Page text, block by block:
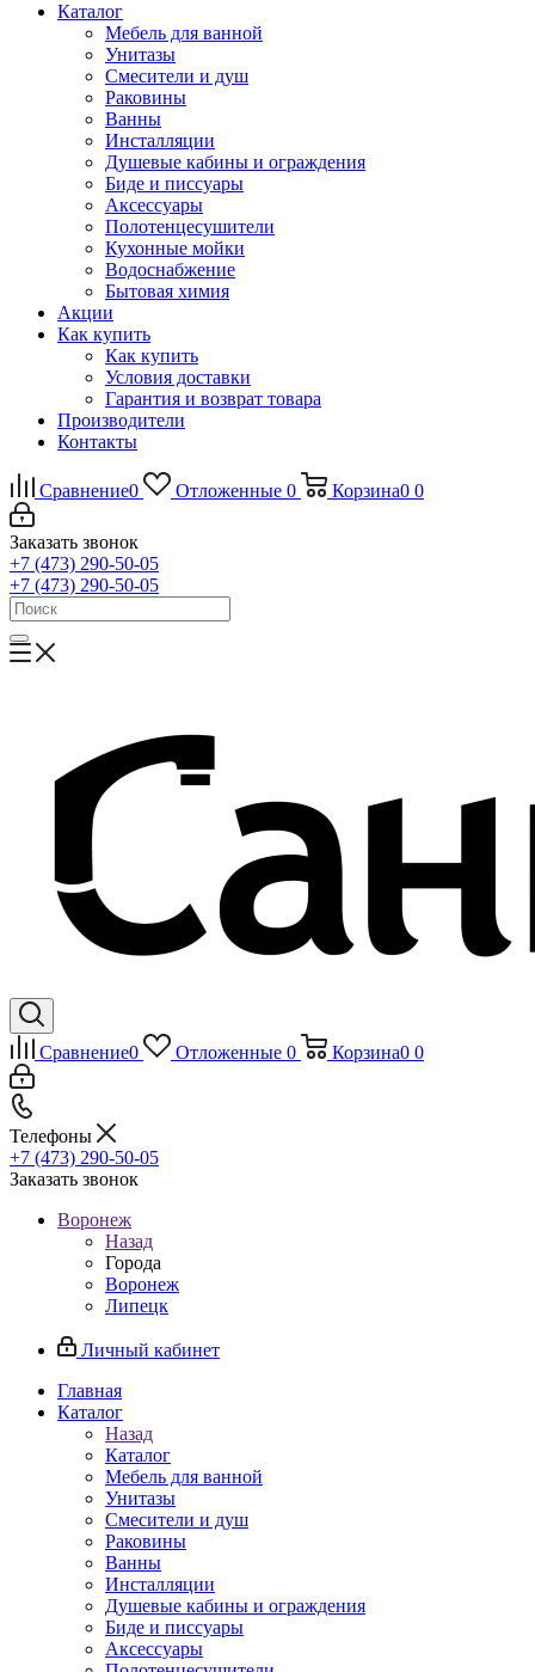
Каталог
Мебель для ванной
Унитазы
Смесители и душ
Раковины
Ванны
Инсталляции
Душевые кабины и ограждения
Биде и писсуары
Аксессуары
Полотенцесушители
Кухонные мойки
Водоснабжение
Бытовая химия
Акции
Как купить
Как купить
Условия доставки
Гарантия и возврат товара
Производители
Контакты
Сравнение0 Отложенные 0 Корзина0 0
Заказать звонок
+7 (473) 290-50-05
+7 (473) 290-50-05
Сравнение0 Отложенные 0 Корзина0 0
Телефоны
+7 (473) 290-50-05
Заказать звонок
Воронеж
Назад
Города
Воронеж
Липецк
Личный кабинет
Главная
Каталог
Назад
Каталог
Мебель для ванной
Унитазы
Смесители и душ
Раковины
Ванны
Инсталляции
Душевые кабины и ограждения
Биде и писсуары
Аксессуары